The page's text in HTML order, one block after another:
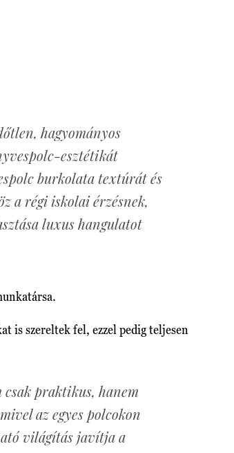
hagyományos
esztétikát
burkolata textúrát és
a régi iskolai érzésnek,
luxus hangulatot
is szereltek fel, ezzel pedig teljesen
csak praktikus, hanem
az egyes polcokon
világítás javítja a